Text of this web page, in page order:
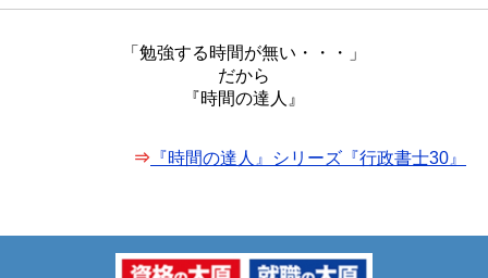
「勉強する時間が無い・・・」
だから
『時間の達人』
⇒ 『時間の達人』シリーズ『行政書士30』